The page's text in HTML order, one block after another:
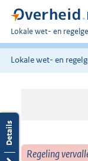
U
bent
hier:
Lokale wet- en
Lokale wet- en
Regeling